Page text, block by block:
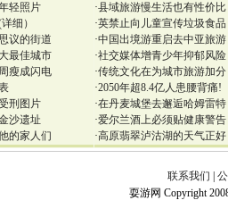
轻照片
细）
议的街道
最佳城市
瘦成闪电
刑图片
沙遗址
的家人们
·县域旅游慢生活也有性价比
·英禁止向儿童宣传垃圾食品
·中国出境游重启去中亚旅游
·社交媒体增青少年抑郁风险
·传统文化在为城市旅游加分
·2050年超8.4亿人患腰背痛!
·在丹麦城堡去邂逅哈姆雷特
·爱尔兰酒上必须贴健康警告
·高原翡翠泸沽湖的天气正好
联系我们
耍游网 Copyright